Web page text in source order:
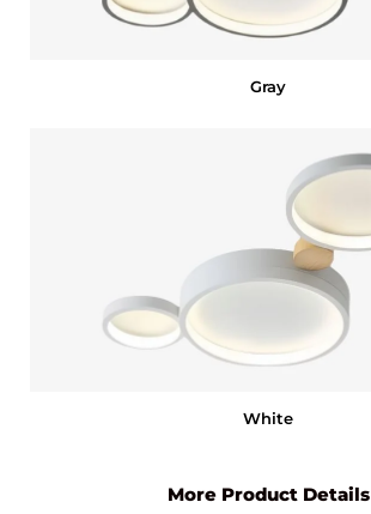
Gray
White
More Product Details